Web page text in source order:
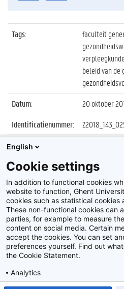
Tags:
faculteit
beleid van de
Datum:
20 oktober
Identificatienummer:
Album:
Vroedkunde
Disclaimer
Privacy policy
English
Cookie settings
In addition to functional cookies
website to function, Ghent
cookies such as statistical cookies
These non-functional cookies can
parties, for example to measure
content on social media. Certain
accept the cookies. You can set
preferences yourself. Find out
the Cookie Statement.
Analytics